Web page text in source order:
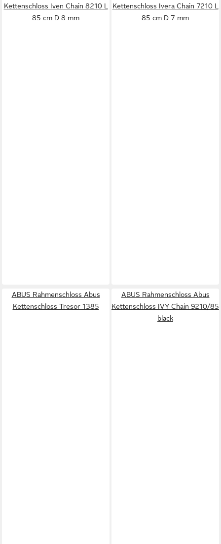
Kettenschloss Iven Chain 8210 L
85 cm D 8 mm
Kettenschloss Ivera Chain 7210 L
85 cm D 7 mm
ABUS Rahmenschloss Abus
Kettenschloss Tresor 1385
ABUS Rahmenschloss Abus
Kettenschloss IVY Chain 9210/85
black